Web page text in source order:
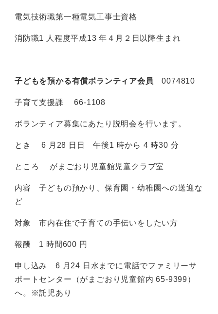
電気技術職第一種電気工事士資格
消防職1 人程度平成13 年４月２日以降生まれ
子どもを預かる有償ボランティア会員 0074810
子育て支援課 66-1108
ボランティア募集にあたり説明会を行います。
とき 6 月28 日日 午後1 時から 4 時30 分
ところ がまごおり児童館児童クラブ室
内容 子どもの預かり、保育園・幼稚園への送迎な
ど
対象 市内在住で子育ての手伝いをしたい方
報酬 1 時間600 円
申し込み 6 月24 日水までに電話でファミリーサ
ポートセンター（がまごおり児童館内 65-9399）
へ。※託児あり